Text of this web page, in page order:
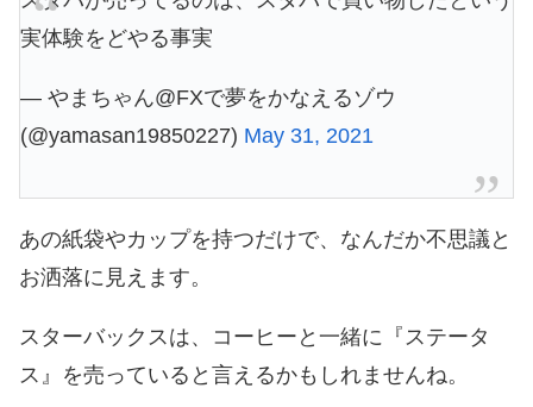
実体験をどやる事実
— やまちゃん@FXで夢をかなえるゾウ
(@yamasan19850227) May 31, 2021
あの紙袋やカップを持つだけで、なんだか不思議と
お洒落に見えます。
スターバックスは、コーヒーと一緒に『ステータ
ス』を売っていると言えるかもしれませんね。